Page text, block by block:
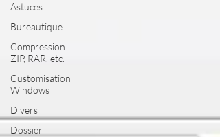
Astuces
Bureautique
Compression
ZIP, RAR, etc.
Customisation
Windows
Divers
Dossier